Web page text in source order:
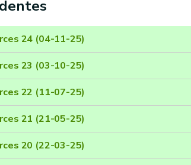
24 (04-11-25)
23 (03-10-25)
22 (11-07-25)
21 (21-05-25)
20 (22-03-25)